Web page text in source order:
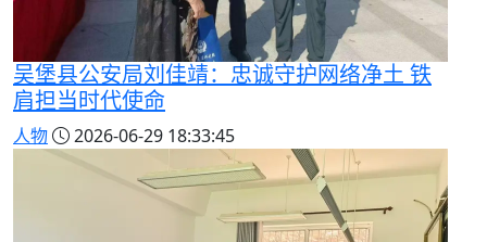
吴堡县公安局刘佳靖：忠诚守护网络净土 铁
肩担当时代使命
人物 2026-06-29 18:33:45